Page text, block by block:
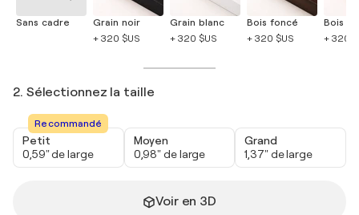
Sans cadre
Grain noir
+ 320 $US
Grain blanc
+ 320 $US
Bois foncé
+ 320 $US
Bois
+ 320
2. Sélectionnez la taille
Recommandé
Petit
0,59" de large
Moyen
0,98" de large
Grand
1,37" de large
Voir en 3D